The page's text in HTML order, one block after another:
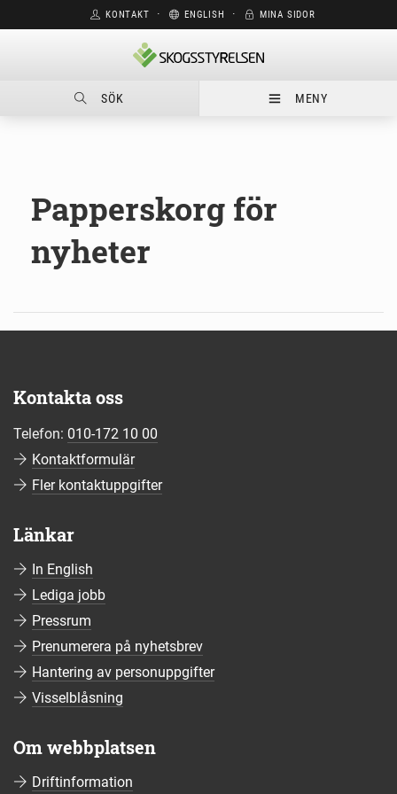
KONTAKT ⋅ ENGLISH ⋅ MINA SIDOR
SÖK MENY
Papperskorg för
nyheter
Kontakta oss
Telefon: 010-172 10 00
Kontaktformulär
Fler kontaktuppgifter
Länkar
In English
Lediga jobb
Pressrum
Prenumerera på nyhetsbrev
Hantering av personuppgifter
Visselblåsning
Om webbplatsen
Driftinformation